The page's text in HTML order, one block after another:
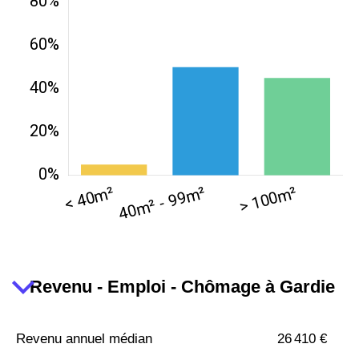
Revenu - Emploi - Chômage à Gardie
Revenu annuel médian 26 410 €